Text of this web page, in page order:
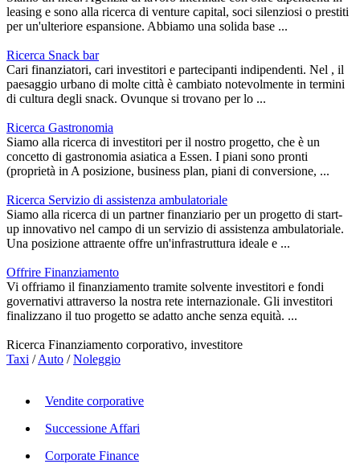
leasing e sono alla ricerca di venture capital, soci silenziosi o prestiti
per un'ulteriore espansione. Abbiamo una solida base ...
Ricerca Snack bar
Cari finanziatori, cari investitori e partecipanti indipendenti. Nel , il
paesaggio urbano di molte città è cambiato notevolmente in termini
di cultura degli snack. Ovunque si trovano per lo ...
Ricerca Gastronomia
Siamo alla ricerca di investitori per il nostro progetto, che è un
concetto di gastronomia asiatica a Essen. I piani sono pronti
(proprietà in A posizione, business plan, piani di conversione, ...
Ricerca Servizio di assistenza ambulatoriale
Siamo alla ricerca di un partner finanziario per un progetto di start-
up innovativo nel campo di un servizio di assistenza ambulatoriale.
Una posizione attraente offre un'infrastruttura ideale e ...
Offrire Finanziamento
Vi offriamo il finanziamento tramite solvente investitori e fondi
governativi attraverso la nostra rete internazionale. Gli investitori
finalizzano il tuo progetto se adatto anche senza equità. ...
Ricerca Finanziamento corporativo, investitore
Taxi /Auto /Noleggio
Vendite corporative
Successione Affari
Corporate Finance